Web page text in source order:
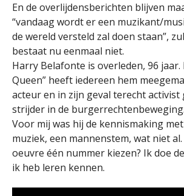
En de overlijdensberichten blijven
“vandaag wordt er een muzikant/
de wereld versteld zal doen staan”,
bestaat nu eenmaal niet.
Harry Belafonte is overleden, 96 jaar.
Queen” heeft iedereen hem
acteur en in zijn geval terecht activist
strijder in de burgerrechtenbeweging.
Voor mij was hij de kennismaking
muziek, een mannenstem, wat niet
oeuvre één nummer kiezen? Ik doe
ik heb leren kennen.